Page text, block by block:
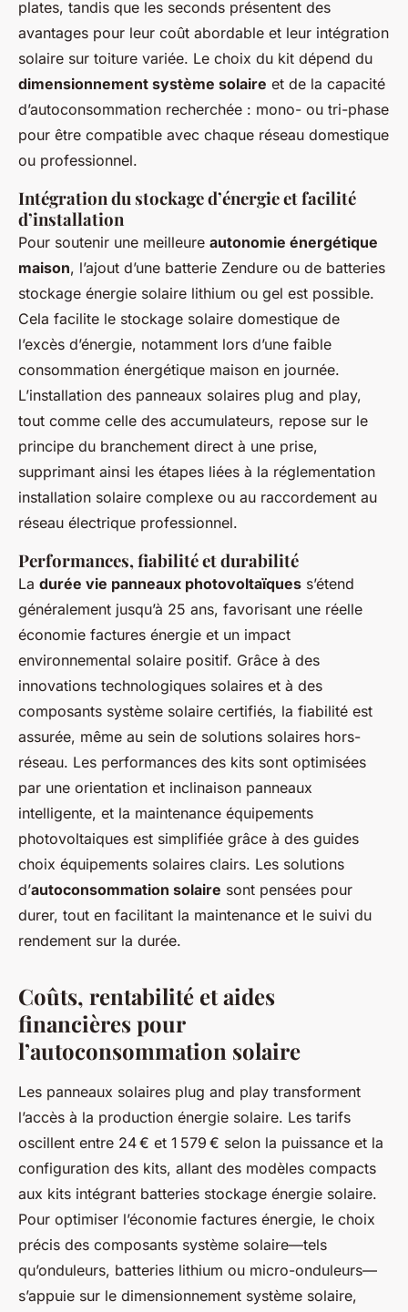
plates, tandis que les seconds présentent des
avantages pour leur coût abordable et leur intégration
solaire sur toiture variée. Le choix du kit dépend du
dimensionnement système solaire et de la capacité
d’autoconsommation recherchée : mono- ou tri-phase
pour être compatible avec chaque réseau domestique
ou professionnel.
Intégration du stockage d’énergie et facilité
d’installation
Pour soutenir une meilleure autonomie énergétique
maison, l’ajout d’une batterie Zendure ou de batteries
stockage énergie solaire lithium ou gel est possible.
Cela facilite le stockage solaire domestique de
l’excès d’énergie, notamment lors d’une faible
consommation énergétique maison en journée.
L’installation des panneaux solaires plug and play,
tout comme celle des accumulateurs, repose sur le
principe du branchement direct à une prise,
supprimant ainsi les étapes liées à la réglementation
installation solaire complexe ou au raccordement au
réseau électrique professionnel.
Performances, fiabilité et durabilité
La durée vie panneaux photovoltaïques s’étend
généralement jusqu’à 25 ans, favorisant une réelle
économie factures énergie et un impact
environnemental solaire positif. Grâce à des
innovations technologiques solaires et à des
composants système solaire certifiés, la fiabilité est
assurée, même au sein de solutions solaires hors-
réseau. Les performances des kits sont optimisées
par une orientation et inclinaison panneaux
intelligente, et la maintenance équipements
photovoltaiques est simplifiée grâce à des guides
choix équipements solaires clairs. Les solutions
d’autoconsommation solaire sont pensées pour
durer, tout en facilitant la maintenance et le suivi du
rendement sur la durée.
Coûts, rentabilité et aides
financières pour
l’autoconsommation solaire
Les panneaux solaires plug and play transforment
l’accès à la production énergie solaire. Les tarifs
oscillent entre 24 € et 1 579 € selon la puissance et la
configuration des kits, allant des modèles compacts
aux kits intégrant batteries stockage énergie solaire.
Pour optimiser l’économie factures énergie, le choix
précis des composants système solaire—tels
qu’onduleurs, batteries lithium ou micro-onduleurs—
s’appuie sur le dimensionnement système solaire,